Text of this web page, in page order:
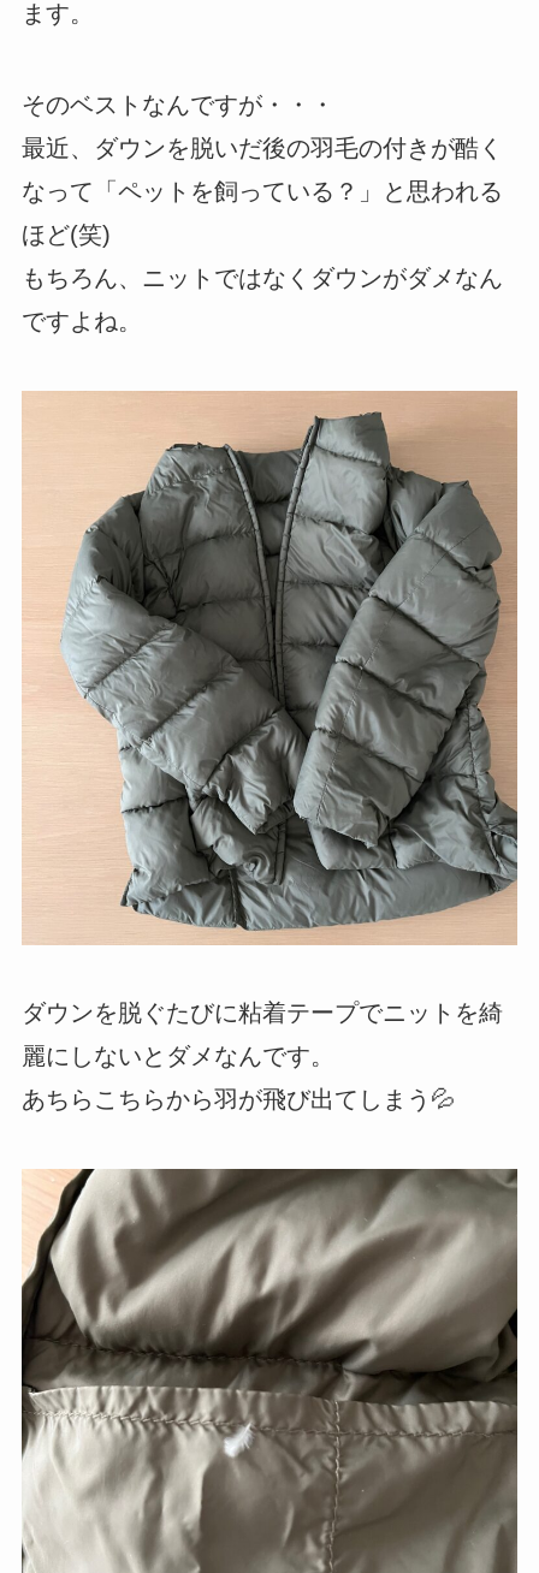
ます。
そのベストなんですが・・・
最近、ダウンを脱いだ後の羽毛の付きが酷く
なって「ペットを飼っている？」と思われる
ほど(笑)
もちろん、ニットではなくダウンがダメなん
ですよね。
ダウンを脱ぐたびに粘着テープでニットを綺
麗にしないとダメなんです。
あちらこちらから羽が飛び出てしまう💦